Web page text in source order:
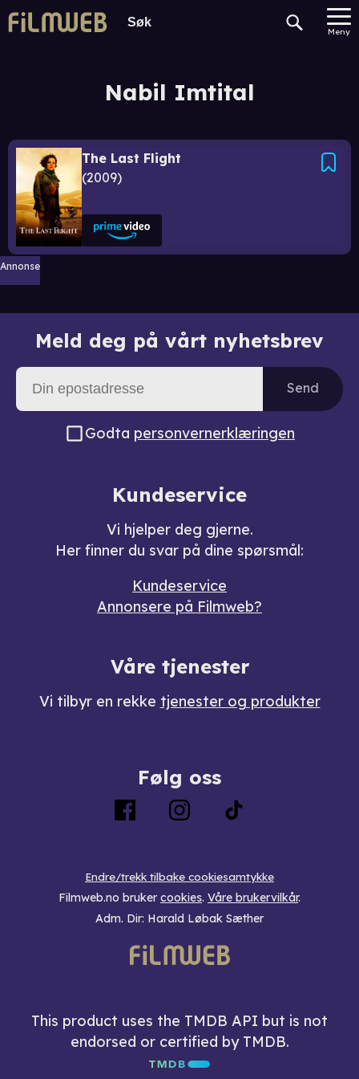
Meny
Nabil Imtital
The Last Flight
2009
Annonse
Meld deg på vårt nyhetsbrev
Send
Godta personvernerklæringen
Kundeservice
Vi hjelper deg gjerne.
Her finner du svar på dine spørsmål:
Kundeservice
Annonsere på Filmweb?
Våre tjenester
Vi tilbyr en rekke tjenester og produkter
Følg oss
Endre/trekk tilbake cookiesamtykke
Filmweb.no bruker cookies. Våre brukervilkår.
Adm. Dir: Harald Løbak Sæther
This product uses the TMDB API but is not
endorsed or certified by TMDB.